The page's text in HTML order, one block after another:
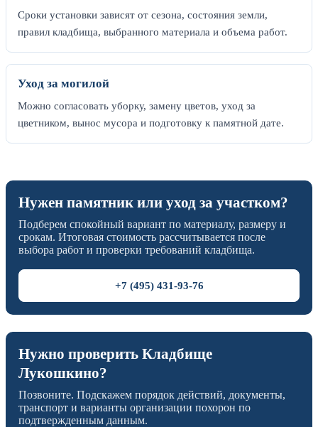
Сроки установки зависят от сезона, состояния земли,
правил кладбища, выбранного материала и объема работ.
Уход за могилой
Можно согласовать уборку, замену цветов, уход за
цветником, вынос мусора и подготовку к памятной дате.
Нужен памятник или уход за участком?
Подберем спокойный вариант по материалу, размеру и
срокам. Итоговая стоимость рассчитывается после
выбора работ и проверки требований кладбища.
+7 (495) 431-93-76
Нужно проверить Кладбище
Лукошкино?
Позвоните. Подскажем порядок действий, документы,
транспорт и варианты организации похорон по
подтвержденным данным.